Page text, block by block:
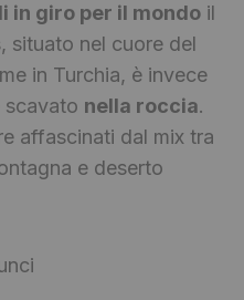
in giro per il mondo il
situato nel cuore del
in Turchia, è invece
scavato nella roccia.
affascinati dal mix tra
e deserto